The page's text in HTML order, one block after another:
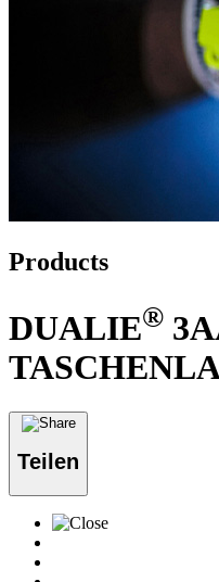
Products
DUALIE®
Teilen